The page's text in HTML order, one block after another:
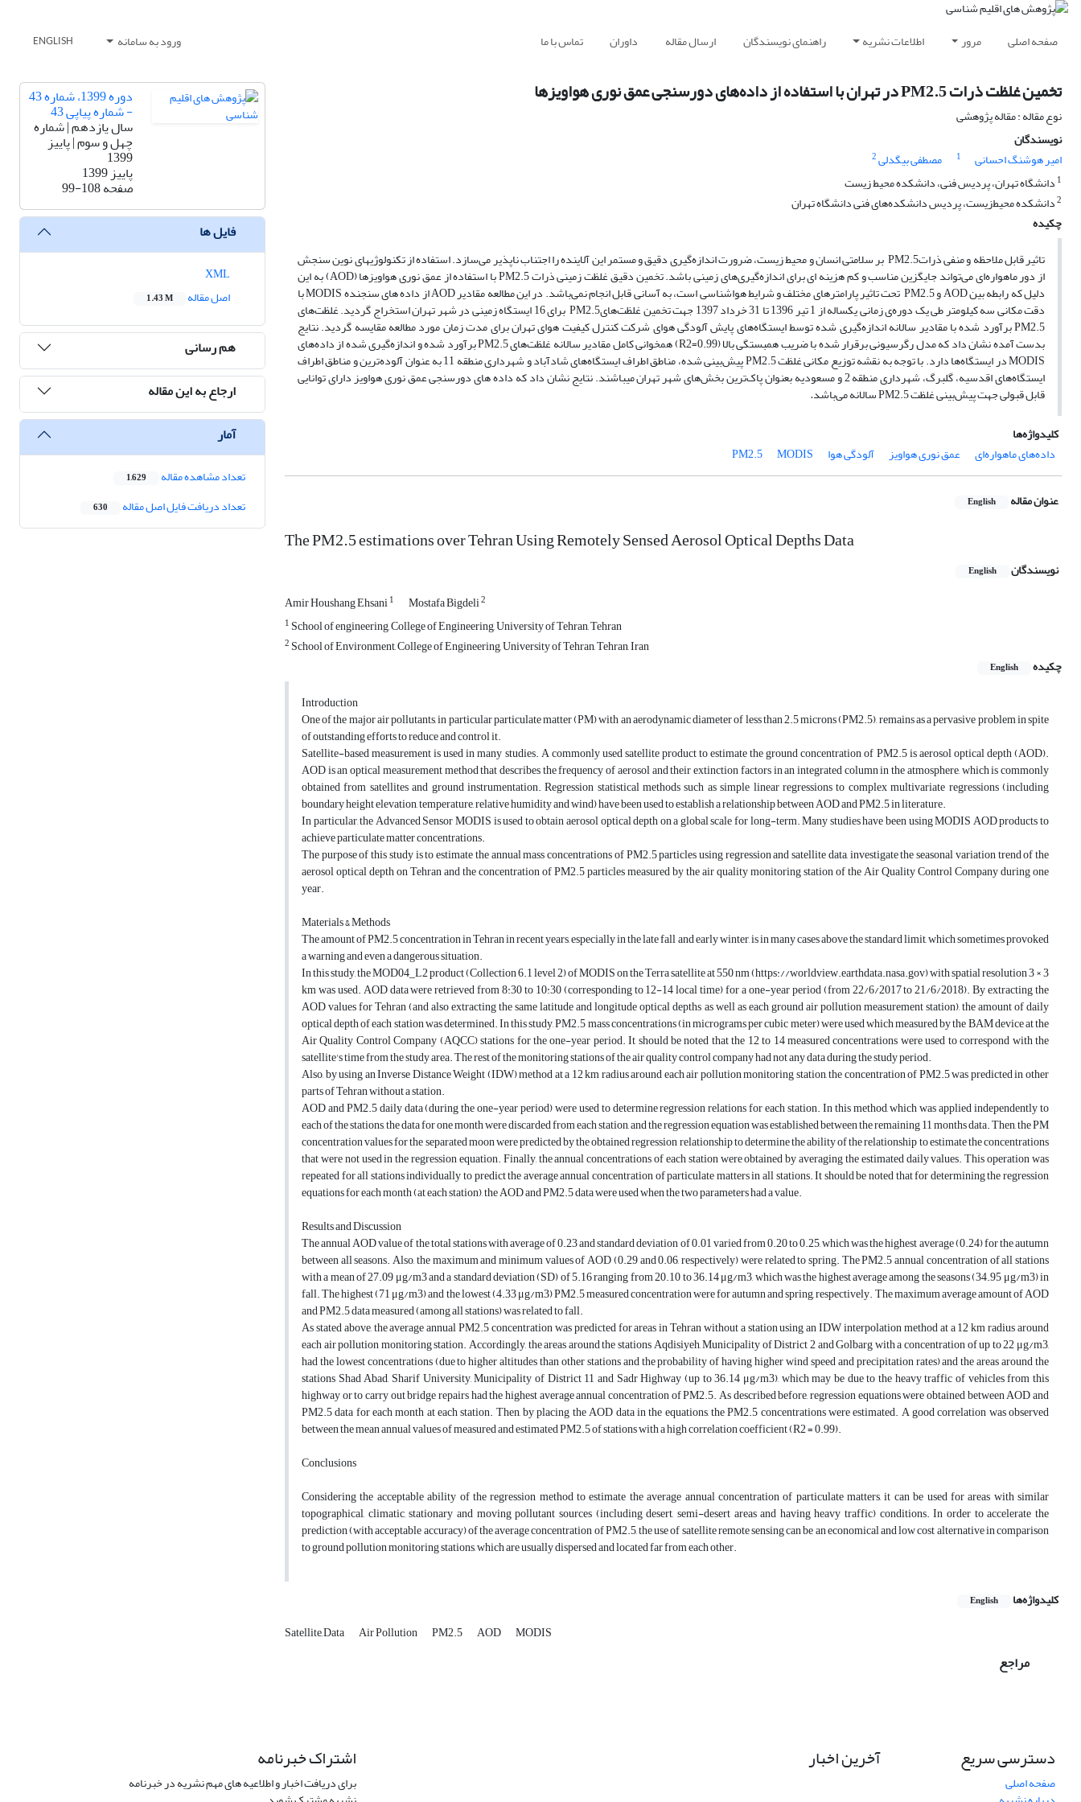
صفحه اصلی مرور اطلاعات نشریه راهنمای نویسندگان ارسال مقاله داوران تماس با ما ورود به سامانه ENGLISH
تخمین غلظت ذرات PM2.5 در تهران با استفاده از داده‌های دورسنجی عمق نوری هواویزها
نوع مقاله : مقاله پژوهشی
نویسندگان
امیر هوشنگ احسانی
1 مصطفی بیگدلی2
1 دانشگاه تهران، پردیس فنی، دانشکده محیط زیست
2دانشکده محیط‌زیست، پردیس دانشکده‌های فنی دانشگاه تهران
چکیده
تاثیر قابل ملاحظه و منفی ذراتPM2.5 بر سلامتی انسان و محیط زیست، ضرورت اندازه‌گیری دقیق و مستمر این آلاینده را اجتناب ناپذیر می‌سازد. استفاده از تکنولوژیهای نوین سنجش
از دور ماهواره‌ای می‌تواند جایگزین مناسب و کم هزینه ای برای اندازه‌گیری‌های زمینی باشد. تخمین دقیق غلظت زمینی ذرات PM2.5 با استفاده از عمق نوری هواویزها (AOD) به این
دلیل که رابطه بین AOD و PM2.5 تحت تاثیر پارامترهای مختلف و شرایط هواشناسی است، به آسانی قابل انجام نمی‌باشد. در این مطالعه مقادیر AOD از داده های سنجنده MODIS با
دقت مکانی سه کیلومتر طی یک دوره‌ی زمانی یکساله از 1 تیر 1396 تا 31 خرداد 1397 جهت تخمین غلظت‌هایPM2.5 برای 16 ایستگاه زمینی در شهر تهران استخراج گردید. غلظت‌های
PM2.5 برآورد شده با مقادیر سالانه اندازه‌گیری شده توسط ایستگاه‌های‌ پایش آلودگی هوای شرکت کنترل کیفیت هوای تهران برای مدت زمان مورد مطالعه مقایسه گردید. نتایج
بدست آمده نشان داد که مدل رگرسیونی برقرار شده با ضریب همبستگی بالا (R2=0.99) همخوانی کامل مقادیر سالانه غلظت‌های PM2.5 برآورد شده و اندازه‌گیری شده از داده‌های
MODIS در ایستگاه‌ها دارد. با توجه به نقشه توزیع مکانی غلظت PM2.5 پیش‌بینی شده، مناطق اطراف ایستگاه‌های شادآباد و شهرداری منطقه 11 به عنوان آلوده‌ترین و مناطق اطراف
ایستگاه‌های اقدسیه، گلبرگ، شهرداری منطقه 2 و مسعودیه بعنوان پاک‌ترین بخش‌های شهر تهران میباشند. نتایج نشان داد که داده های دورسنجی عمق نوری هواویز دارای توانایی
قابل قبولی جهت پیش‌بینی غلظت PM2.5 سالانه می‌باشد
.
کلیدواژه‌ها
داده‌های ماهواره‌ای
عمق نوری هواویز آلودگی هوا PM2.5 MODIS
عنوان مقاله English
The PM2.5 estimations over Tehran Using Remotely Sensed Aerosol Optical Depths Data
نویسندگان English
Amir Houshang Ehsani1 Mostafa Bigdeli2
1 School of engineering, College of Engineering, University of Tehran, Tehran
2 School of Environment, College of Engineering, University of Tehran, Tehran, Iran
چکیده
English
Introduction
One of the major air pollutants, in particular particulate matter (PM) with an aerodynamic diameter of less than 2.5 microns (PM2.5), remains as a pervasive problem in spite
of outstanding efforts to reduce and control it.
Satellite-based measurement is used in many studies. A commonly used satellite product to estimate the ground concentration of PM2.5 is aerosol optical depth (AOD).
AOD is an optical measurement method that describes the frequency of aerosol and their extinction factors in an integrated column in the atmosphere, which is commonly
obtained from satellites and ground instrumentation. Regression statistical methods such as simple linear regressions to complex multivariate regressions (including
boundary height elevation, temperature, relative humidity and wind) have been used to establish a relationship between AOD and PM2.5 in literature.
In particular, the Advanced Sensor MODIS is used to obtain aerosol optical depth on a global scale for long-term. Many studies have been using MODIS AOD products to
achieve particulate matter concentrations.
The purpose of this study is to estimate the annual mass concentrations of PM2.5 particles using regression and satellite data, investigate the seasonal variation trend of the
aerosol optical depth on Tehran and the concentration of PM2.5 particles measured by the air quality monitoring station of the Air Quality Control Company during one
year.
Materials & Methods
The amount of PM2.5 concentration in Tehran in recent years, especially in the late fall and early winter, is in many cases above the standard limit, which sometimes provoked
a warning and even a dangerous situation.
In this study, the MOD04_L2 product (Collection 6.1 level 2) of MODIS on the Terra satellite at 550 nm (https://worldview.earthdata.nasa.gov) with spatial resolution 3 × 3
km was used. AOD data were retrieved from 8:30 to 10:30 (corresponding to 12-14 local time) for a one-year period (from 22/6/2017 to 21/6/2018). By extracting the
AOD values for Tehran (and also extracting the same latitude and longitude optical depths as well as each ground air pollution measurement station), the amount of daily
optical depth of each station was determined. In this study, PM2.5 mass concentrations (in micrograms per cubic meter) were used which measured by the BAM device at the
Air Quality Control Company (AQCC) stations for the one-year period. It should be noted that the 12 to 14 measured concentrations were used to correspond with the
satellite's time from the study area. The rest of the monitoring stations of the air quality control company had not any data during the study period.
Also, by using an Inverse Distance Weight (IDW) method at a 12 km radius around each air pollution monitoring station, the concentration of PM2.5 was predicted in other
parts of Tehran without a station.
AOD and PM2.5 daily data (during the one-year period) were used to determine regression relations for each station. In this method, which was applied independently to
each of the stations, the data for one month were discarded from each station, and the regression equation was established between the remaining 11 months data. Then, the PM
concentration values for the separated moon were predicted by the obtained regression relationship to determine the ability of the relationship to estimate the concentrations
that were not used in the regression equation. Finally, the annual concentrations of each station were obtained by averaging the estimated daily values. This operation was
repeated for all stations individually to predict the average annual concentration of particulate matters in all stations. It should be noted that for determining the regression
equations for each month (at each station), the AOD and PM2.5 data were used when the two parameters had a value.
Results and Discussion
The annual AOD value of the total stations with average of 0.23 and standard deviation of 0.01 varied from 0.20 to 0.25, which was the highest average (0.24) for the autumn
between all seasons. Also, the maximum and minimum values of AOD (0.29 and 0.06, respectively) were related to spring. The PM2.5 annual concentration of all stations
with a mean of 27.09 μg/m3 and a standard deviation (SD) of 5.16 ranging from 20.10 to 36.14 μg/m3, which was the highest average among the seasons (34.95 μg/m3) in
fall. The highest (71 μg/m3) and the lowest (4.33 μg/m3) PM2.5 measured concentration were for autumn and spring, respectively. The maximum average amount of AOD
and PM2.5 data measured (among all stations) was related to fall.
As stated above, the average annual PM2.5 concentration was predicted for areas in Tehran without a station using an IDW interpolation method at a 12 km radius around
each air pollution monitoring station. Accordingly, the areas around the stations Aqdisiyeh, Municipality of District 2 and Golbarg with a concentration of up to 22 μg/m3,
had the lowest concentrations (due to higher altitudes than other stations and the probability of having higher wind speed and precipitation rates) and the areas around the
stations Shad Abad, Sharif University, Municipality of District 11 and Sadr Highway (up to 36.14 μg/m3), which may be due to the heavy traffic of vehicles from this
highway or to carry out bridge repairs had the highest average annual concentration of PM2.5. As described before, regression equations were obtained between AOD and
PM2.5 data for each month at each station. Then, by placing the AOD data in the equations, the PM2.5 concentrations were estimated. A good correlation was observed
between the mean annual values of measured and estimated PM2.5 of stations with a high correlation coefficient (R2 = 0.99).
Conclusions
Considering the acceptable ability of the regression method to estimate the average annual concentration of particulate matters, it can be used for areas with similar
topographical, climatic, stationary and moving pollutant sources (including desert, semi-desert areas and having heavy traffic) conditions. In order to accelerate the
prediction (with acceptable accuracy) of the average concentration of PM2.5, the use of satellite remote sensing can be an economical and low cost alternative in comparison
to ground pollution monitoring stations, which are usually dispersed and located far from each other.
کلیدواژه‌ها English
Satellite ِData Air Pollution PM2.5 AOD MODIS
مراجع
دوره 1399، شماره 43
- شماره پیاپی 43
سال یازدهم | شماره
چهل و سوم | پاییز
1399
پاییز 1399
صفحه99-108
فایل ها
اصل مقاله
1.43 M
هم رسانی
ارجاع به این مقاله
آمار
تعداد مشاهده مقاله 1,629
تعداد دریافت فایل اصل مقاله 630
دسترسی سریع
صفحه اصلی
آخرین اخبار اشتراک خبرنامه
برای دریافت اخبار و اطلاعیه های مهم نشریه در خبرنامه